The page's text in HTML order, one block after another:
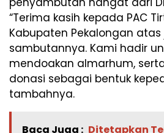
“Terima kasih kepada PAC
Kabupaten Pekalongan
sambutannya. Kami hadir
mendoakan almarhum,
donasi sebagai bentuk
tambahnya.
Baca Juga : Ditetapkan